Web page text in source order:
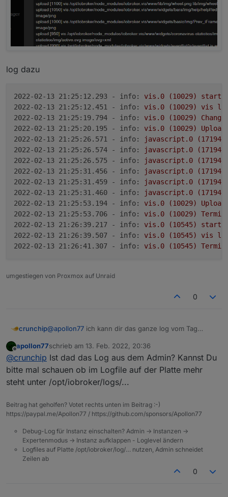
log dazu
2022-02-13 21:25:12.293 - info: vis.0 (10029)
2022-02-13 21:25:12.451 - info:
vis.0 (10029) vis
2022-02-13 21:25:19.794 - info:
vis.0 (10029)
2022-02-13 21:25:20.195 - info:
vis.0 (10029)
Upload
2022-02-13 21:25:26.571 - info:
javascript.0
(17194)
2022-02-13 21:25:26.574 - info:
javascript.0
(17194)
2022-02-13 21:25:26.575 - info:
javascript.0
(17194)
2022-02-13 21:25:31.456 - info:
javascript.0
(17194)
2022-02-13 21:25:31.459 - info:
javascript.0
(17194)
2022-02-13 21:25:31.460 - info:
javascript.0
(17194)
2022-02-13 21:25:53.194 - info:
vis.0 (10029)
2022-02-13 21:25:53.706 - info:
vis.0 (10029)
2022-02-13 21:26:39.217 - info:
vis.0 (10545)
2022-02-13 21:26:39.507 - info:
vis.0 (10545) vis
2022-02-13 21:26:41.307 - info:
vis.0 (10545)
umgestiegen von Proxmox auf Unraid
0
crunchip@apollon77 ich kann dir das ganze log vom Tag
habe gerade vis update gemacht um
den aktualisieren Button gedrückt
log dazu
2022-02-13 21:25:12.293 - info: vis.0
2022-02-13 21:25:19.794 - info: vis.0
2022-02-13 21:25:20.195 - info: vis.0
2022-02-13 21:25:26.574 - info: javascript.0
2022-02-13 21:25:26.575 - info:
2022-02-13 21:25:31.456 - info: javascript.0
2022-02-13 21:25:31.460 - info:
apollon77schrieb am 13. Feb. 2022, 20:36
zuletzt editiert von
@crunchip Ist dad das Log aus dem Admin? Kannst Du
bitte mal schauen ob im Logfile auf der Platte mehr
steht unter /opt/iobroker/logs/...
Beitrag hat geholfen? Votet rechts unten im Beitrag :-)
https://paypal.me/Apollon77 / https://github.com/sponsors/Apollon77
Debug-Log für Instanz einschalten? Admin -> Instanzen ->
Expertenmodus -> Instanz aufklappen - Loglevel ändern
Logfiles auf Platte /opt/iobroker/log/… nutzen, Admin schneidet
Zeilen ab
0